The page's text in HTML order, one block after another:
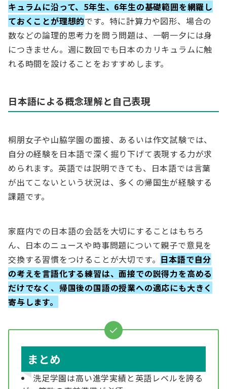
キュラムに沿って、5年生、6年生の基礎範囲を網羅し
ておくことが理想的です。特に計算力や図形、場合の
数などの論理的思考力を問う問題は、一朝一夕には身
につきません。週に数回でも日本のカリキュラムに触
れる時間を設けることをおすすめします。
日本語による概念理解と自己表現
桐朋女子や山脇学園の面接、あるいは作文試験では、
自分の経験を日本語で深く掘り下げて表現する力が求
められます。英語では説明できても、日本語では言葉
が出てこないという状況は、多くの帰国生が経験する
課題です。
家庭内での日本語の会話を大切にすることはもちろ
ん、日本のニュースや時事問題について親子で意見を
交換する習慣をつけることが大切です。 日本語で自分
の考えを言語化する練習は、面接での説得力を高める
だけでなく、帰国後の国語の授業への適応にも大きく
寄与します。
まとめ
洗足学園は高い進学実績と英語レベルを誇る